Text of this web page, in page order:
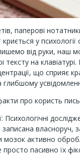
паперові
у психології
від руки, наш
тексту на
що сприяє
про користь
Психологічні
власноруч,
мозок активно
пасивно їх